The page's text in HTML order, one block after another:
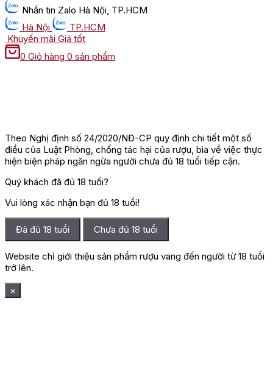
Nhắn tin Zalo Hà Nội, TP.HCM
Hà Nội
TP.HCM
Khuyến mãi Giá tốt
0 Giỏ hàng 0 sản phẩm
Theo Nghị định số 24/2020/NĐ-CP quy định chi tiết một số
điều của Luật Phòng, chống tác hại của rượu, bia về việc thực
hiện biện pháp ngăn ngừa người chưa đủ 18 tuổi tiếp cận.
Quý khách đã đủ 18 tuổi?
Vui lòng xác nhận bạn đủ 18 tuổi!
Đã đủ 18 tuổi Chưa đủ 18 tuổi
Website chỉ giới thiệu sản phẩm rượu vang đến người từ 18 tuổi
trở lên.
×